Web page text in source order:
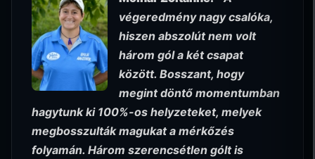
végeredmény nagy csalóka,
hiszen abszolút nem volt
három gól a két csapat
között. Bosszant, hogy
megint döntő momentumban
hagytunk ki 100%-os helyzeteket, melyek
megbosszulták magukat a mérkőzés
folyamán. Három szerencsétlen gólt is